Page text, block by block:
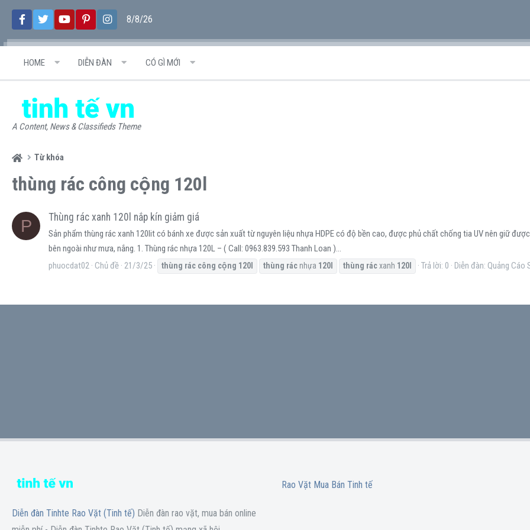
8/8/26
HOME DIỄN ĐÀN CÓ GÌ MỚI
A Content, News & Classifieds Theme
Từ khóa
thùng rác công cộng 120l
P Thùng rác xanh 120l nắp kín giảm giá
Sản phẩm thùng rác xanh 120lit có bánh xe được sản xuất từ nguyên liệu nhựa HDPE có độ bền cao, được phủ chất chống tia UV nên giữ
bên ngoài như mưa, nắng. 1. Thùng rác nhựa 120L – ( Call: 0963.839.593 Thanh Loan )...
phuocdat02 Chủ đề 21/3/25 thùng rác công cộng 120l thùng rác nhựa 120l thùng rácxanh 120l Trả lời: 0 Diễn đàn: Quảng Cáo
Diễn đàn Tinhte Rao Vặt (Tinh tế) Diễn đàn rao vặt, mua bán online
Rao Vặt Mua Bán Tinh tế